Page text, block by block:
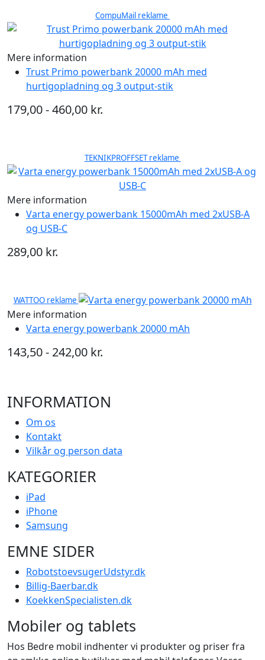
CompuMail reklame
Mere information
Trust Primo powerbank 20000 mAh med
hurtigopladning og 3 output-stik
179,00 - 460,00 kr.
TEKNIKPROFFSET reklame
Mere information
Varta energy powerbank 15000mAh med 2xUSB-A
og USB-C
289,00 kr.
WATTOO reklame
Mere information
Varta energy powerbank 20000 mAh
143,50 - 242,00 kr.
INFORMATION
Om os
Kontakt
Vilkår og person data
KATEGORIER
iPad
iPhone
Samsung
EMNE SIDER
RobotstoevsugerUdstyr.dk
Billig-Baerbar.dk
KoekkenSpecialisten.dk
Mobiler og tablets
Hos Bedre mobil indhenter vi produkter og priser fra